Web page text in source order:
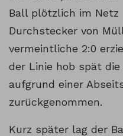
Ball plötzlich im Netz
Durchstecker von
vermeintliche 2:0
der Linie hob spät
aufgrund einer
zurückgenommen.
Kurz später lag der